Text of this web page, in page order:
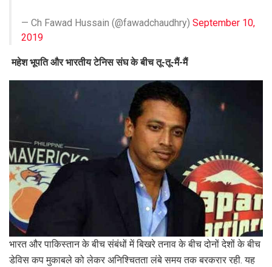
— Ch Fawad Hussain (@fawadchaudhry) September 10,
2019
महेश भूपत‍ि और भारतीय टेन‍िस संघ के बीच तू-तू-मैं-मैं
भारत और पाक‍िस्तान के बीच संबंधों में ब‍िखरे तनाव के बीच दोनों देशों के बीच
डेव‍िस कप मुकाबले को लेकर अन‍िश्‍च‍ितता लंबे समय तक बरकरार रही. यह